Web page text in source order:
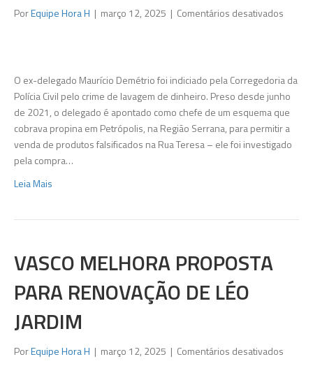
PorEquipe Hora H | março 12, 2025 | Comentários desativados
é
por
O ex-delegado Maurício Demétrio foi indiciado pela Corregedoria da
Polícia Civil pelo crime de lavagem de dinheiro. Preso desde junho
de 2021, o delegado é apontado como chefe de um esquema que
cobrava propina em Petrópolis, na Região Serrana, para permitir a
venda de produtos falsificados na Rua Teresa – ele foi investigado
pela compra…
Leia Mais
VASCO MELHORA PROPOSTA
PARA RENOVAÇÃO DE LÉO
JARDIM
PorEquipe Hora H | março 12, 2025 | Comentários desativados